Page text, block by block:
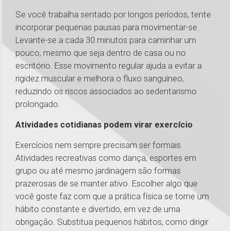
Se você trabalha sentado por longos períodos, tente
incorporar pequenas pausas para movimentar-se.
Levante-se a cada 30 minutos para caminhar um
pouco, mesmo que seja dentro de casa ou no
escritório. Esse movimento regular ajuda a evitar a
rigidez muscular e melhora o fluxo sanguíneo,
reduzindo os riscos associados ao sedentarismo
prolongado.
Atividades cotidianas podem virar exercício
Exercícios nem sempre precisam ser formais.
Atividades recreativas como dança, esportes em
grupo ou até mesmo jardinagem são formas
prazerosas de se manter ativo. Escolher algo que
você goste faz com que a prática física se torne um
hábito constante e divertido, em vez de uma
obrigação. Substitua pequenos hábitos, como dirigir